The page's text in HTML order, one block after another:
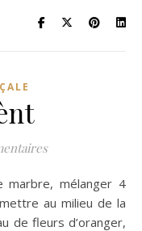
au milieu de la
de fleurs d’oranger,